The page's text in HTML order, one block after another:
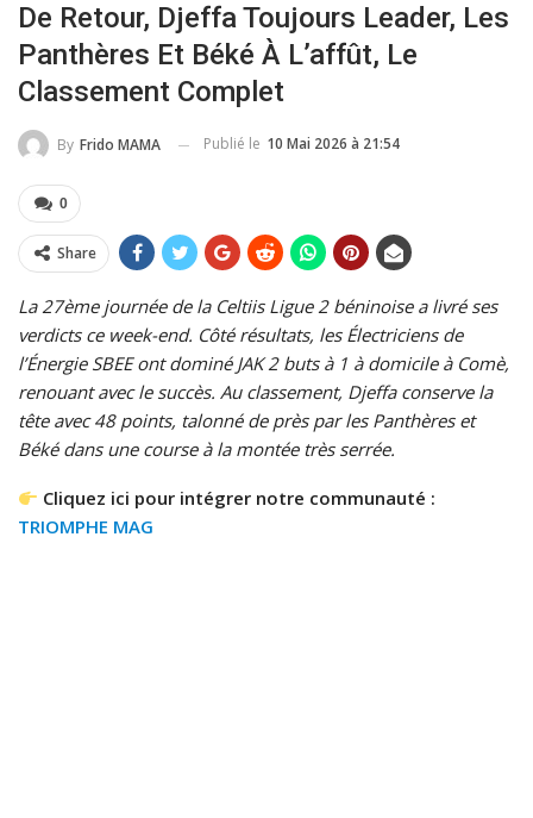
De Retour, Djeffa Toujours Leader, Les
Panthères Et Béké À L’affût, Le
Classement Complet
By Frido MAMA Publié le 10 Mai 2026 à 21:54
0
Share
La 27ème journée de la Celtiis Ligue 2 béninoise a livré ses
verdicts ce week-end. Côté résultats, les Électriciens de
l’Énergie SBEE ont dominé JAK 2 buts à 1 à domicile à Comè,
renouant avec le succès. Au classement, Djeffa conserve la
tête avec 48 points, talonné de près par les Panthères et
Béké dans une course à la montée très serrée.
Cliquez ici pour intégrer notre communauté :
TRIOMPHE MAG